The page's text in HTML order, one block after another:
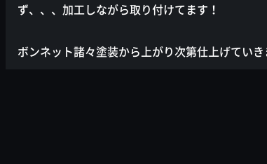
ず、、、加工しながら取り付けてます！